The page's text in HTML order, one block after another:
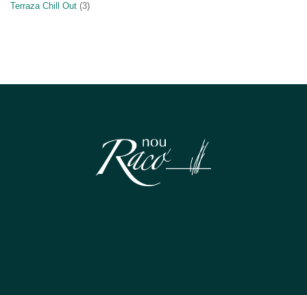
Terraza Chill Out (3)